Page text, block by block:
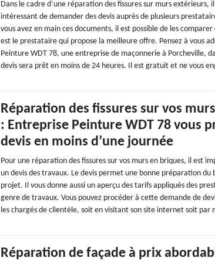
Dans le cadre d’une réparation des fissures sur murs extérieurs,
intéressant de demander des devis auprès de plusieurs
vous avez en main ces documents, il est possible de les
est le prestataire qui propose la meilleure offre. Pensez à vous
Peinture WDT 78, une entreprise de maçonnerie à Porcheville,
devis sera prêt en moins de 24 heures. Il est gratuit et ne vous
Réparation des fissures sur vos
: Entreprise Peinture WDT 78 vous
devis en moins d’une journée
Pour une réparation des fissures sur vos murs en briques, il est
un devis des travaux. Le devis permet une bonne préparation du
projet. Il vous donne aussi un aperçu des tarifs appliqués des
genre de travaux. Vous pouvez procéder à cette demande de
les chargés de clientèle, soit en visitant son site internet soit par
Réparation de façade à prix